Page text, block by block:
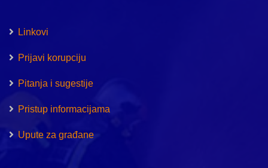
Linkovi
Prijavi korupciju
Pitanja i sugestije
Pristup informacijama
Upute za građane